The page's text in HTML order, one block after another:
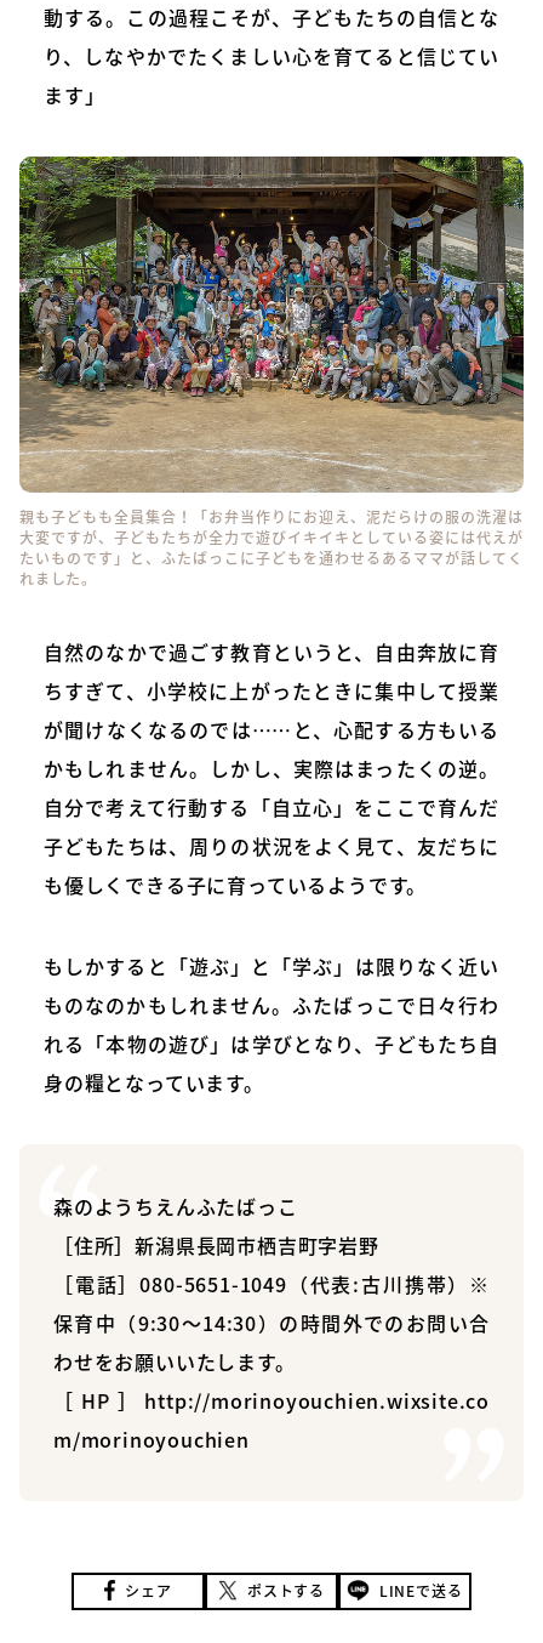
動する。この過程こそが、子どもたちの自信とな
り、しなやかでたくましい心を育てると信じてい
ます」
親も子どもも全員集合！「お弁当作りにお迎え、泥だらけの服の洗濯は
大変ですが、子どもたちが全力で遊びイキイキとしている姿には代えが
たいものです」と、ふたばっこに子どもを通わせるあるママが話してく
れました。
自然のなかで過ごす教育というと、自由奔放に育
ちすぎて、小学校に上がったときに集中して授業
が聞けなくなるのでは……と、心配する方もいる
かもしれません。しかし、実際はまったくの逆。
自分で考えて行動する「自立心」をここで育んだ
子どもたちは、周りの状況をよく見て、友だちに
も優しくできる子に育っているようです。
もしかすると「遊ぶ」と「学ぶ」は限りなく近い
ものなのかもしれません。ふたばっこで日々行わ
れる「本物の遊び」は学びとなり、子どもたち自
身の糧となっています。
森のようちえんふたばっこ
［住所］新潟県長岡市栖吉町字岩野
［電話］080-5651-1049（代表:古川携帯）※
保育中（9:30～14:30）の時間外でのお問い合
わせをお願いいたします。
［HP］ http://morinoyouchien.wixsite.co
m/morinoyouchien
シェア ポストする LINEで送る